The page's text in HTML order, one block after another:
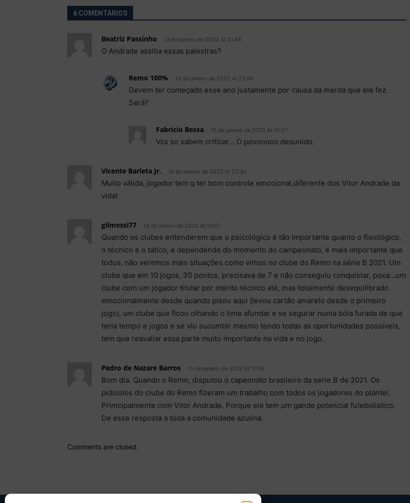
6 COMENTÁRIOS
Beatriz Passinho 13 de janeiro de 2022 At 21:44
O Andrade assitia essas palestras?
Remo 100% 13 de janeiro de 2022 At 22:49
Devem ter começado esse ano justamente por causa da merda que ele fez.
Será?
Fabricio Bessa 15 de janeiro de 2022 At 15:27
Vcs so sabem criticar… O povooooo desunido.
Vicente Barleta Jr. 13 de janeiro de 2022 At 22:32
Muito válida, jogador tem q ter bom controle emocional,diferente dos Vitor Andrade da
vida!
gilmessi77 14 de janeiro de 2022 At 13:47
Quando os clubes entenderem que o psicológico é tão importante quanto o fisiológico,
o técnico e o tático, e dependendo do momento do campeonato, é mais importante que
todos, não veremos mais situações como vimos no clube do Remo na série B 2021. Um
clube que em 10 jogos, 30 pontos, precisava de 7 e não conseguiu conquistar, poxa…um
clube com um jogador titular por mérito técnico até, mas totalmente desequilibrado
emocionalmente desde quando pisou aqui (levou cartão amarelo desde o primeiro
jogo), um clube que ficou olhando o time afundar e se segurar numa bóia furada de que
teria tempo e jogos e se viu sucumbir mesmo tendo todas as oportunidades possíveis,
tem que reavaliar essa parte muito importante na vida e no jogo.
Pedro de Nazare Barros 15 de janeiro de 2022 At 11:04
Bom dia. Quando o Remo, disputou o capeonato brasileiro da serie B de 2021. Os
pidicolos do clube do Remo fizeram um trabalho com todos os jogadores do plantel.
Primcipalmente com Vitor Andrade. Porque ele tem um gande potencial futebolistico.
De esse resposta a toda a comunidade azulina.
Comments are closed.